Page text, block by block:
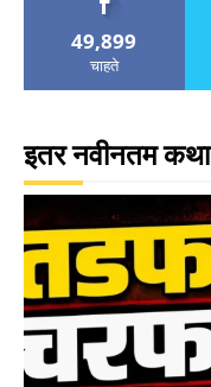
49,899
चाहते
इतर नवीनतम कथा